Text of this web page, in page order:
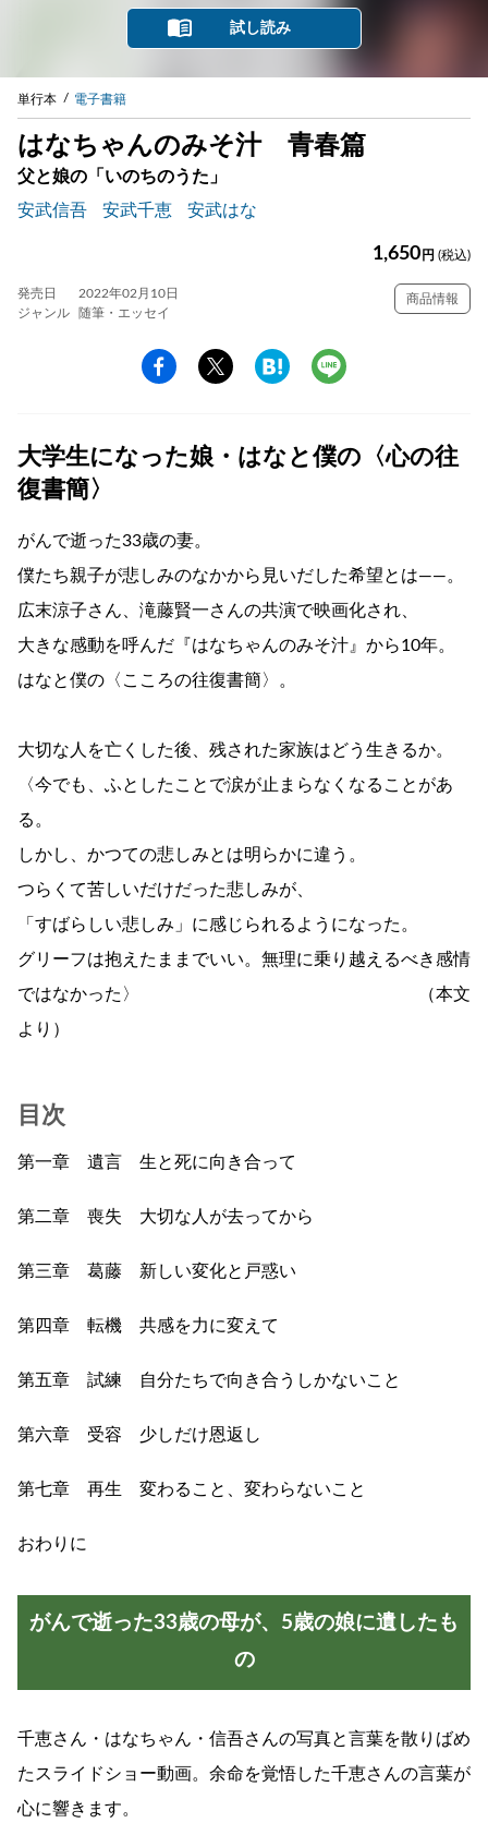
試し読み
単行本 電子書籍
はなちゃんのみそ汁 青春篇
父と娘の「いのちのうた」
安武信吾
安武千恵 安武はな
1,650 円 (税込)
発売日
2022年02月10日
ジャンル
随筆・エッセイ
商品情報
大学生になった娘・はなと僕の〈心の往
復書簡〉
がんで逝った33歳の妻。
僕たち親子が悲しみのなかから見いだした希望とは――。
広末涼子さん、滝藤賢一さんの共演で映画化され、
大きな感動を呼んだ『はなちゃんのみそ汁』から10年。
はなと僕の〈こころの往復書簡〉。
大切な人を亡くした後、残された家族はどう生きるか。
〈今でも、ふとしたことで涙が止まらなくなることがあ
る。
しかし、かつての悲しみとは明らかに違う。
つらくて苦しいだけだった悲しみが、
「すばらしい悲しみ」に感じられるようになった。
グリーフは抱えたままでいい。無理に乗り越えるべき感情
ではなかった〉 （本文
より）
目次
第一章 遺言 生と死に向き合って
第二章 喪失 大切な人が去ってから
第三章 葛藤 新しい変化と戸惑い
第四章 転機 共感を力に変えて
第五章 試練 自分たちで向き合うしかないこと
第六章 受容 少しだけ恩返し
第七章 再生 変わること、変わらないこと
おわりに
がんで逝った33歳の母が、5歳の娘に遺したも
の
千恵さん・はなちゃん・信吾さんの写真と言葉を散りばめ
たスライドショー動画。余命を覚悟した千恵さんの言葉が
心に響きます。